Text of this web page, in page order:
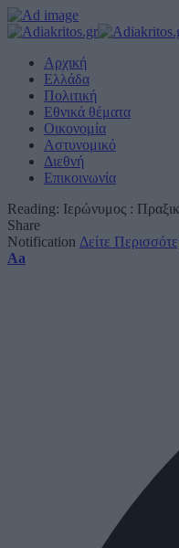
Αρχική
Ελλάδα
Πολιτική
Εθνικά θέματα
Οικονομία
Αστυνομικό
Διεθνή
Επικοινωνία
Reading: Ιερώνυμος :
Share
Notification Δείτε
Font
Aa